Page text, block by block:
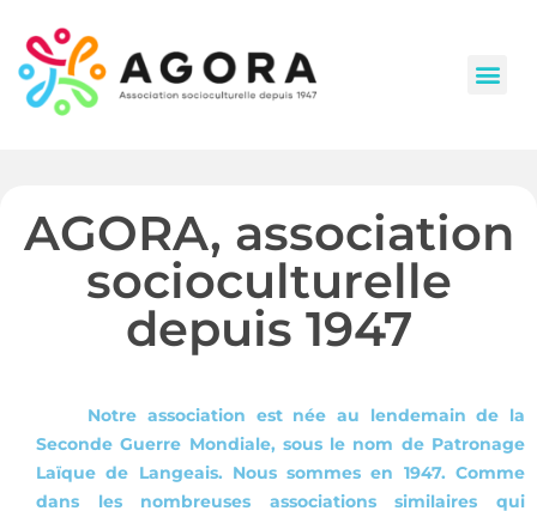
AGORA, association
socioculturelle
depuis 1947
Notre association est née au lendemain de la
Seconde Guerre Mondiale, sous le nom de Patronage
Laïque de Langeais. Nous sommes en 1947. Comme
dans les nombreuses associations similaires qui